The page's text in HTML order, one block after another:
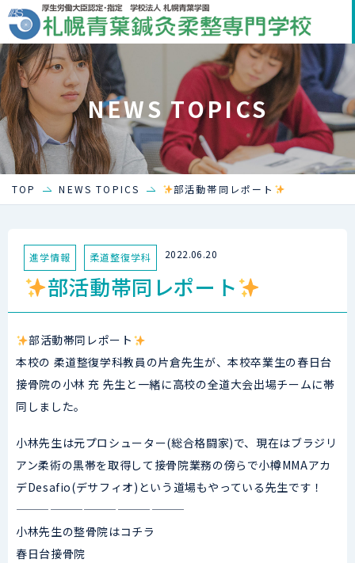
NEWS TOPICS
TOP NEWS TOPICS 部活動帯同レポート
進学情報 柔道整復学科 2022.06.20
部活動帯同レポート
部活動帯同レポート
本校の 柔道整復学科教員の片倉先生が、本校卒業生の春日台
接骨院の小林 充 先生と一緒に高校の全道大会出場チームに帯
同しました。
小林先生は元プロシューター(総合格闘家)で、現在はブラジリ
アン柔術の黒帯を取得して接骨院業務の傍らで小樽MMAアカ
デDesafio(デサフィオ)という道場もやっている先生です！
———————————————
小林先生の整骨院はコチラ
春日台接骨院